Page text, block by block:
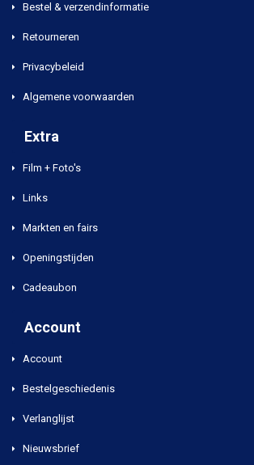
Bestel & verzendinformatie
Retourneren
Privacybeleid
Algemene voorwaarden
Extra
Film + Foto's
Links
Markten en fairs
Openingstijden
Cadeaubon
Account
Account
Bestelgeschiedenis
Verlanglijst
Nieuwsbrief